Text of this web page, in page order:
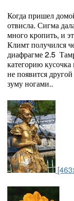
Когда пришел
отвисла. Сигма
много кропить, и
Климт получился
диафрагме 2.5
категорию кусочка
не появится
зуму ногами..